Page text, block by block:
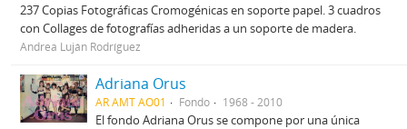
237 Copias Fotográficas Cromogénicas en soporte papel. 3 cuadros
con Collages de fotografías adheridas a un soporte de madera.
Andrea Luján Rodríguez
Adriana Orus
AR AMT AO01 Fondo 1968 - 2010
El fondo Adriana Orus se compone por una única